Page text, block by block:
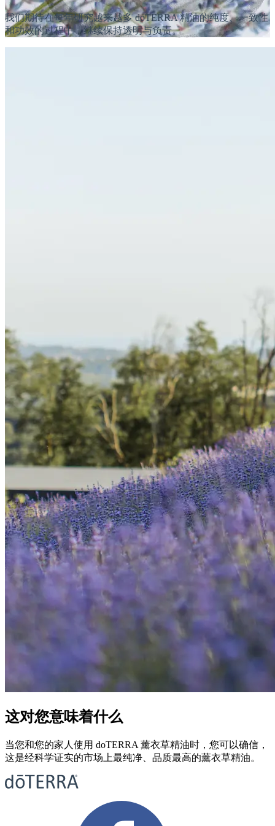
我们期待在每年研究越来越多 doTERRA 精油的纯度、一致性
和功效的过程中，继续保持透明与负责。
这对您意味着什么
当您和您的家人使用 doTERRA 薰衣草精油时，您可以确信，
这是经科学证实的市场上最纯净、品质最高的薰衣草精油。